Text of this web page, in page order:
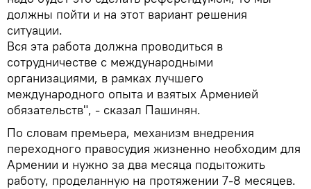
должны пойти и на этот вариант решения
ситуации.
Вся эта работа должна проводиться в
сотрудничестве с международными
организациями, в рамках лучшего
международного опыта и взятых Арменией
обязательств", - сказал Пашинян.
По словам премьера, механизм внедрения
переходного правосудия жизненно необходим для
Армении и нужно за два месяца подытожить
работу, проделанную на протяжении 7-8 месяцев.